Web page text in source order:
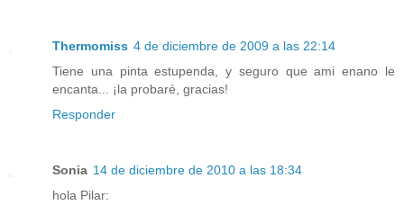
Thermomiss 4 de diciembre de 2009 a las 22:14
Tiene una pinta estupenda, y seguro que ami enano le
encanta... ¡la probaré, gracias!
Responder
Sonia 14 de diciembre de 2010 a las 18:34
hola Pilar: